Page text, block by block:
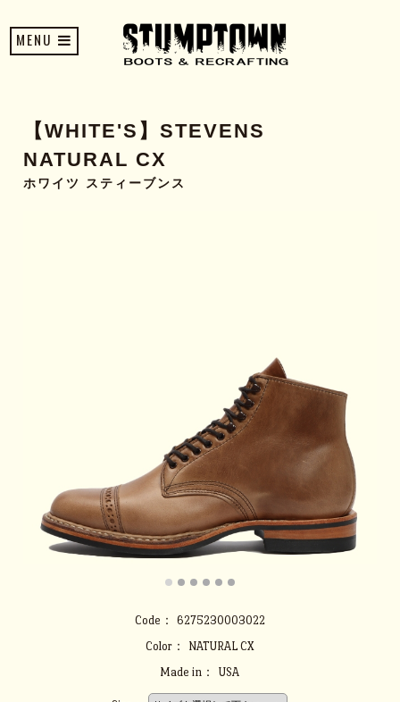
MENU
【WHITE'S】STEVENS
NATURAL CX
ホワイツ スティーブンス
Code：
6275230003022
Color：
NATURAL CX
Made in：
USA